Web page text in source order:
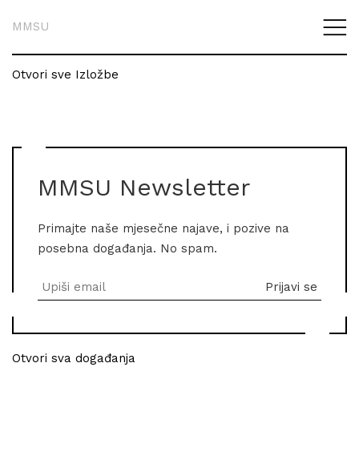
MMSU
Otvori sve Izložbe
MMSU Newsletter
Primajte naše mjesečne najave, i pozive na
posebna događanja. No spam.
Otvori sva događanja